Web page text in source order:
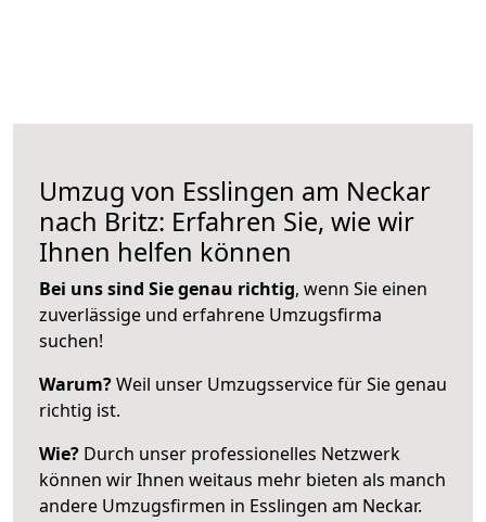
Umzug von Esslingen am Neckar
nach Britz: Erfahren Sie, wie wir
Ihnen helfen können
Bei uns sind Sie genau richtig, wenn Sie einen
zuverlässige und erfahrene Umzugsfirma
suchen!
Warum?Weil unser Umzugsservice für Sie genau
richtig ist.
Wie? Durch unser professionelles Netzwerk
können wir Ihnen weitaus mehr bieten als manch
andere Umzugsfirmen in Esslingen am Neckar.